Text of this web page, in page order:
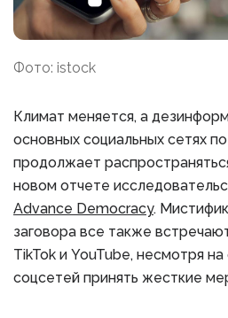
Фото: istock
Климат меняется, а
основных социальных сетях
продолжает
новом отчете
Advance Democracy.
заговора все также
TikTok и YouTube, несмотря
соцсетей принять жесткие